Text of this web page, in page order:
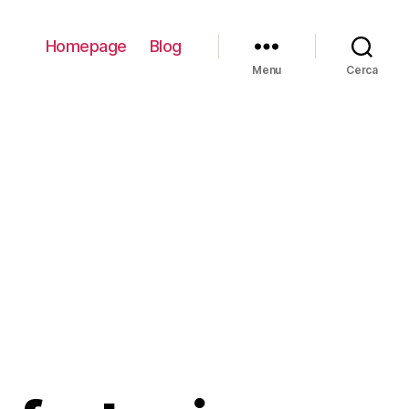
Homepage Blog
Menu Cerca